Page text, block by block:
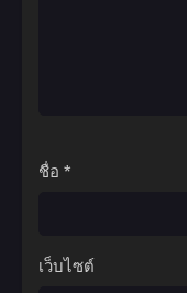
ชื่อ *
เว็บไซต์